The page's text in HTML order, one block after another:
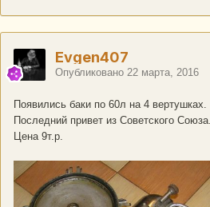
Evgen407
Опубликовано 22 марта, 2016
Появились баки по 60л на 4
Последний привет из Советского Союза.
Цена 9т.р.